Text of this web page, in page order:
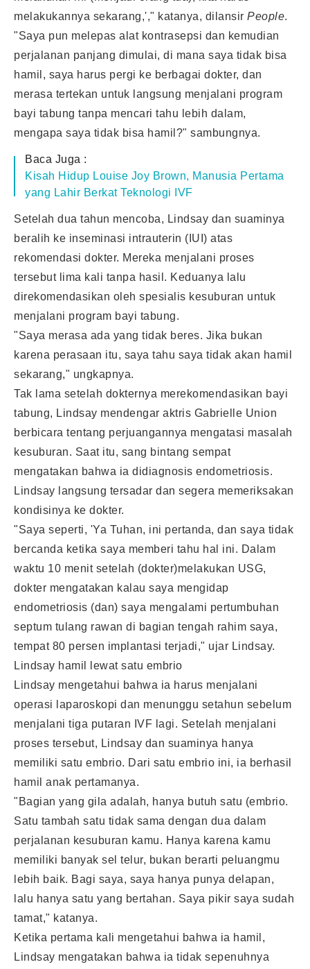
melakukannya sekarang,'," katanya, dilansir People.
"Saya pun melepas alat kontrasepsi dan kemudian
perjalanan panjang dimulai, di mana saya tidak bisa
hamil, saya harus pergi ke berbagai dokter, dan
merasa tertekan untuk langsung menjalani program
bayi tabung tanpa mencari tahu lebih dalam,
mengapa saya tidak bisa hamil?" sambungnya.
Baca Juga :
Kisah Hidup Louise Joy Brown, Manusia Pertama
yang Lahir Berkat Teknologi IVF
Setelah dua tahun mencoba, Lindsay dan suaminya
beralih ke inseminasi intrauterin (IUI) atas
rekomendasi dokter. Mereka menjalani proses
tersebut lima kali tanpa hasil. Keduanya lalu
direkomendasikan oleh spesialis kesuburan untuk
menjalani program bayi tabung.
"Saya merasa ada yang tidak beres. Jika bukan
karena perasaan itu, saya tahu saya tidak akan hamil
sekarang," ungkapnya.
Tak lama setelah dokternya merekomendasikan bayi
tabung, Lindsay mendengar aktris Gabrielle Union
berbicara tentang perjuangannya mengatasi masalah
kesuburan. Saat itu, sang bintang sempat
mengatakan bahwa ia didiagnosis endometriosis.
Lindsay langsung tersadar dan segera memeriksakan
kondisinya ke dokter.
"Saya seperti, 'Ya Tuhan, ini pertanda, dan saya tidak
bercanda ketika saya memberi tahu hal ini. Dalam
waktu 10 menit setelah (dokter)melakukan USG,
dokter mengatakan kalau saya mengidap
endometriosis (dan) saya mengalami pertumbuhan
septum tulang rawan di bagian tengah rahim saya,
tempat 80 persen implantasi terjadi," ujar Lindsay.
Lindsay hamil lewat satu embrio
Lindsay mengetahui bahwa ia harus menjalani
operasi laparoskopi dan menunggu setahun sebelum
menjalani tiga putaran IVF lagi. Setelah menjalani
proses tersebut, Lindsay dan suaminya hanya
memiliki satu embrio. Dari satu embrio ini, ia berhasil
hamil anak pertamanya.
"Bagian yang gila adalah, hanya butuh satu (embrio.
Satu tambah satu tidak sama dengan dua dalam
perjalanan kesuburan kamu. Hanya karena kamu
memiliki banyak sel telur, bukan berarti peluangmu
lebih baik. Bagi saya, saya hanya punya delapan,
lalu hanya satu yang bertahan. Saya pikir saya sudah
tamat," katanya.
Ketika pertama kali mengetahui bahwa ia hamil,
Lindsay mengatakan bahwa ia tidak sepenuhnya